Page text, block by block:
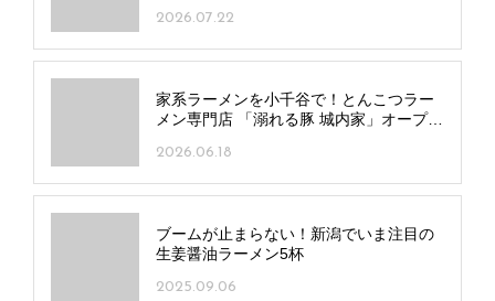
2026.07.22
家系ラーメンを小千谷で！とんこつラー
メン専門店 「溺れる豚 城内家」オープ
2026.06.18
ブームが止まらない！新潟でいま注目の
生姜醤油ラーメン5杯
2025.09.06